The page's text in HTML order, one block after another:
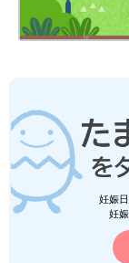
担当助産師さんが
てね」と声かけら
・挨拶するなり「
と！！」と言われ
ミングまでいきむ
いきめてきた。
・ただただ、痛い
痛み感じないけど
るが「もう1回！
・「頭が大きすぎ
妊娠
妊